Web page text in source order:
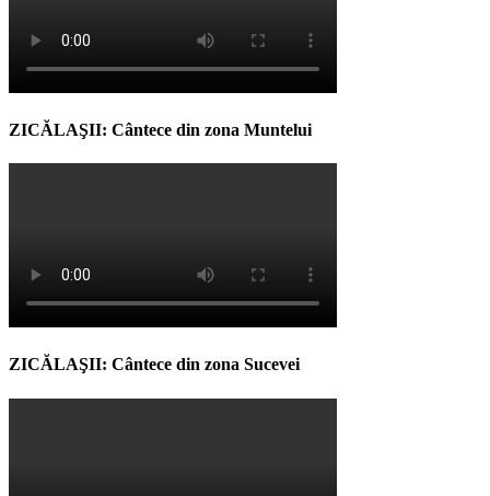
ZICĂLAŞII: Cântece din zona Muntelui
ZICĂLAŞII: Cântece din zona Sucevei